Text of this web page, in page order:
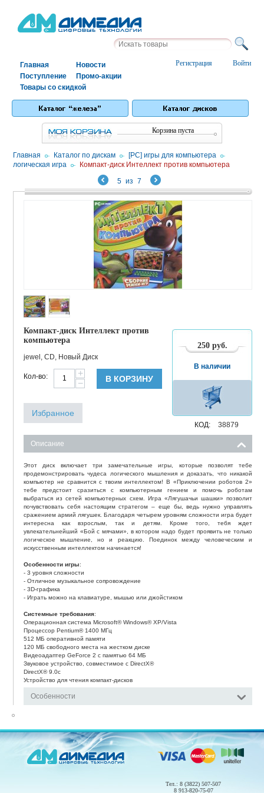
Войти
Регистрация
Главная
Новости
Поступление
Промо-акции
Товары со скидкой
Корзина пуста
Главная / Каталог по дискам / [PC] игры для компьютера /
логическая игра / Компакт-диск Интеллект против компьютера
5 из 7
Компакт-диск Интеллект против
компьютера
jewel, CD, Новый Диск
250 руб.
КОД: 38879
В наличии
Кол-во:
+
−
В КОРЗИНУ
Избранное
Описание
Этот диск включает три замечательные игры, которые позволят тебе
продемонстрировать чудеса логического мышления и доказать, что никакой
компьютер не сравнится с твоим интеллектом! В «Приключении роботов 2»
тебе предстоит сразиться с компьютерным гением и помочь роботам
выбраться из сетей компьютерных схем. Игра «Лягушачьи шашки» позволит
почувствовать себя настоящим стратегом – еще бы, ведь нужно управлять
сражением армий лягушек. Благодаря четырем уровням сложности игра будет
интересна как взрослым, так и детям. Кроме того, тебя ждет
увлекательнейший «Бой с мячами», в котором надо будет проявить не только
логическое мышление, но и реакцию. Поединок между человеческим и
искусственным интеллектом начинается!
Особенности игры:
- 3 уровня сложности
- Отличное музыкальное сопровождение
- 3D-графика
- Играть можно на клавиатуре, мышью или джойстиком
Системные требования:
Операционная система Microsoft® Windows® XP/Vista
Процессор Pentium® 1400 MГц
512 МБ оперативной памяти
120 MБ свободного места на жестком диске
Видеоадаптер GeForce 2 с памятью 64 MБ
Звуковое устройство, совместимое с DirectX®
DirectX® 9.0c
Устройство для чтения компакт-дисков
Особенности
Тел.: 8 (3822) 507-507
8 913-820-75-07